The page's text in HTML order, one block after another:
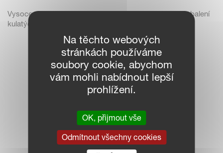
Vysoce výkonná tažená balička s rotačním stolem pro balení
kulatých ba...
Na těchto webových
stránkách používáme
soubory cookie, abychom
vám mohli nabídnout lepší
prohlížení.
OK, přijmout vše
Odmítnout všechny cookies